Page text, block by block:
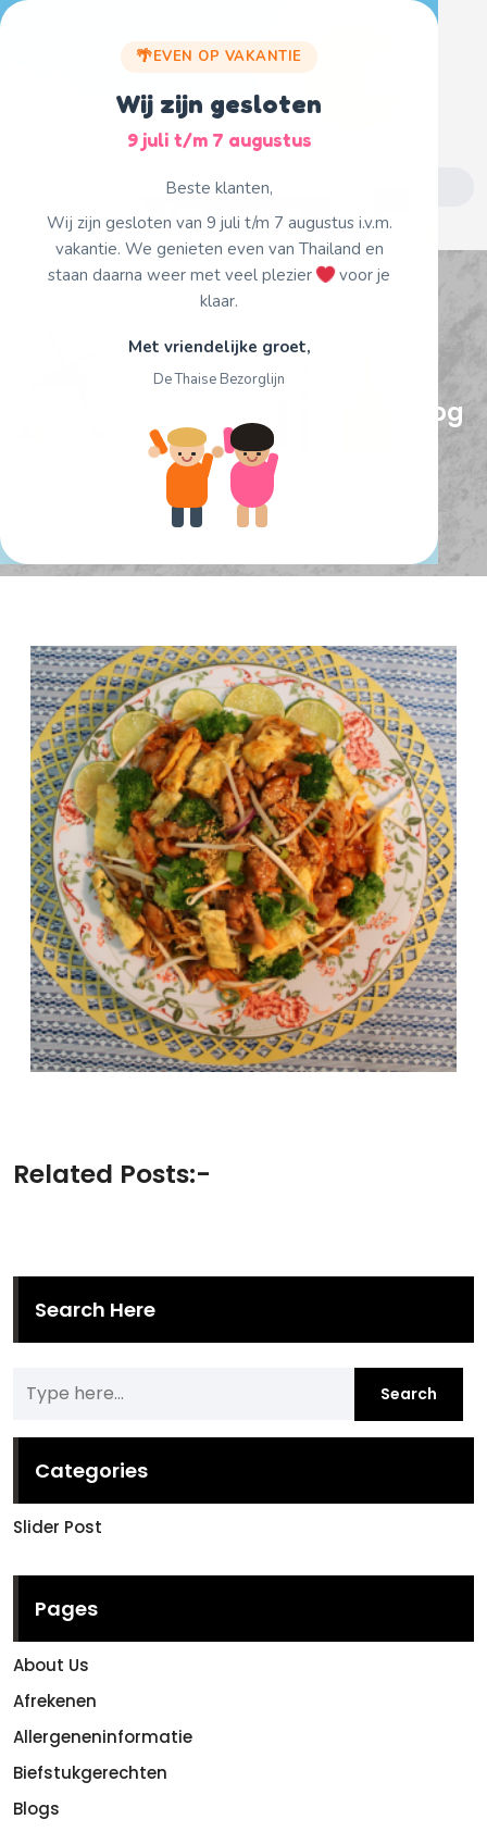
Fijne vakantie!
EVEN OP VAKANTIE
Wij zijn gesloten
9 juli t/m 7 augustus
Beste klanten,
Wij zijn gesloten van 9 juli t/m 7 augustus i.v.m.
vakantie. We genieten even van Thailand en
staan daarna weer met veel plezier
voor je
klaar.
Met vriendelijke groet,
De Thaise Bezorglijn
Skip
for:
57- thaise khaosan purmerend.jpg
Related Posts:-
Search Here
Categories
Slider Post
Pages
About Us
Afrekenen
Allergeneninformatie
Biefstukgerechten
Blogs